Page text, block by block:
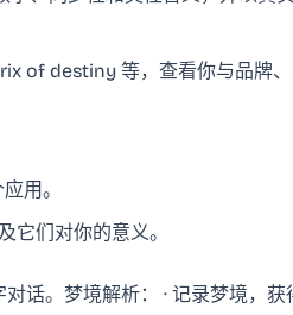
of destiny 等，查看你与品牌
用。
它们对你的意义。
话。梦境解析： · 记录梦境，获